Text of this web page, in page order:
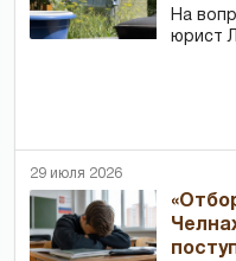
На
юрист
29 июля 2026